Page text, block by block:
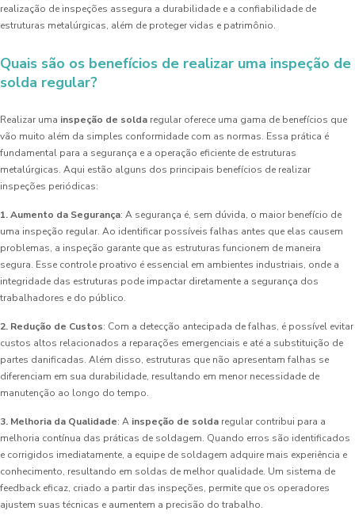
realização de inspeções assegura a durabilidade e a confiabilidade de
estruturas metalúrgicas, além de proteger vidas e patrimônio.
Quais são os benefícios de realizar uma inspeção de
solda regular?
Realizar uma inspeção de solda regular oferece uma gama de benefícios que
vão muito além da simples conformidade com as normas. Essa prática é
fundamental para a segurança e a operação eficiente de estruturas
metalúrgicas. Aqui estão alguns dos principais benefícios de realizar
inspeções periódicas:
1. Aumento da Segurança: A segurança é, sem dúvida, o maior benefício de
uma inspeção regular. Ao identificar possíveis falhas antes que elas causem
problemas, a inspeção garante que as estruturas funcionem de maneira
segura. Esse controle proativo é essencial em ambientes industriais, onde a
integridade das estruturas pode impactar diretamente a segurança dos
trabalhadores e do público.
2. Redução de Custos: Com a detecção antecipada de falhas, é possível evitar
custos altos relacionados a reparações emergenciais e até a substituição de
partes danificadas. Além disso, estruturas que não apresentam falhas se
diferenciam em sua durabilidade, resultando em menor necessidade de
manutenção ao longo do tempo.
3. Melhoria da Qualidade: A inspeção de solda regular contribui para a
melhoria contínua das práticas de soldagem. Quando erros são identificados
e corrigidos imediatamente, a equipe de soldagem adquire mais experiência e
conhecimento, resultando em soldas de melhor qualidade. Um sistema de
feedback eficaz, criado a partir das inspeções, permite que os operadores
ajustem suas técnicas e aumentem a precisão do trabalho.